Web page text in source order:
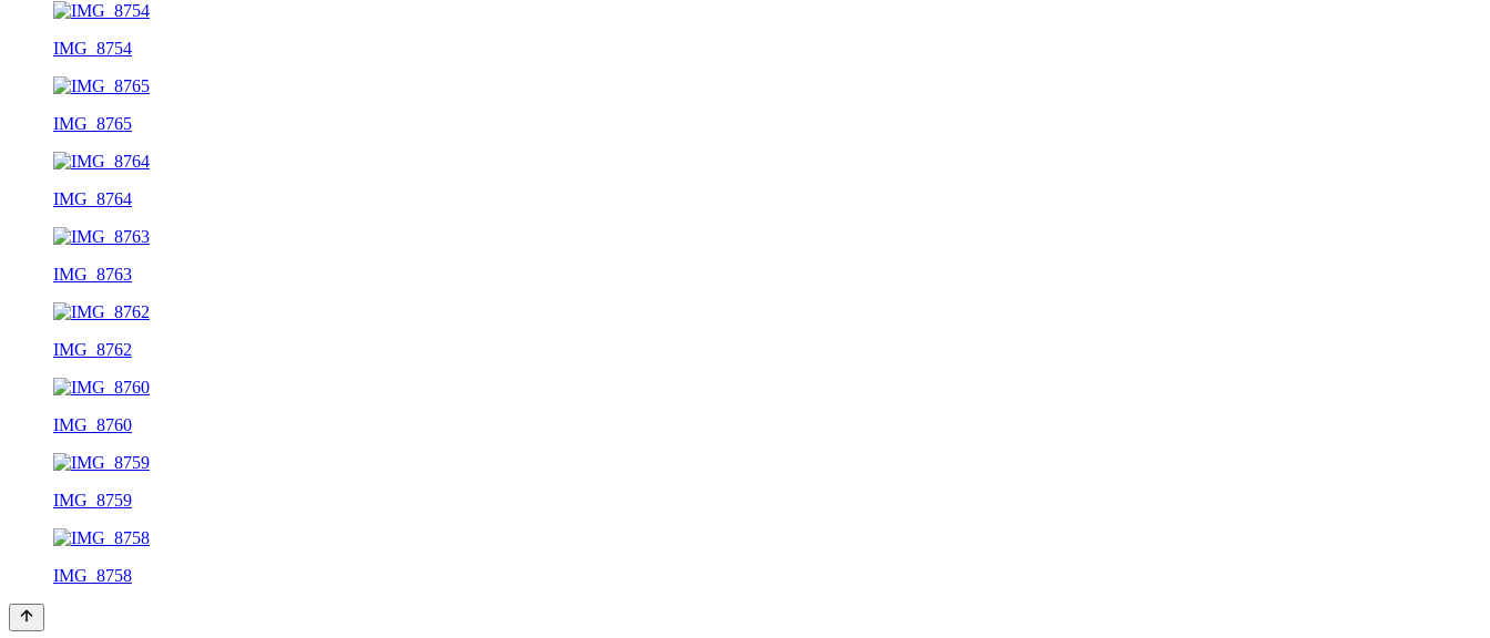
IMG_8754
IMG_8765
IMG_8764
IMG_8763
IMG_8762
IMG_8760
IMG_8759
IMG_8758